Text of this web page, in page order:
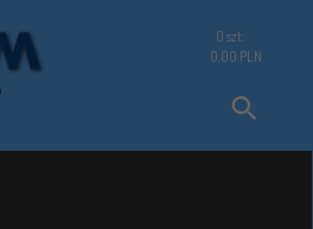
0 szt.
0.00 PLN